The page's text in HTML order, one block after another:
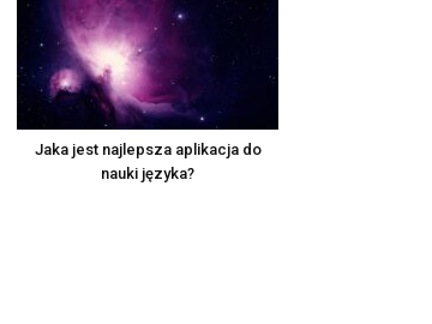
Jaka jest najlepsza aplikacja do
nauki języka?